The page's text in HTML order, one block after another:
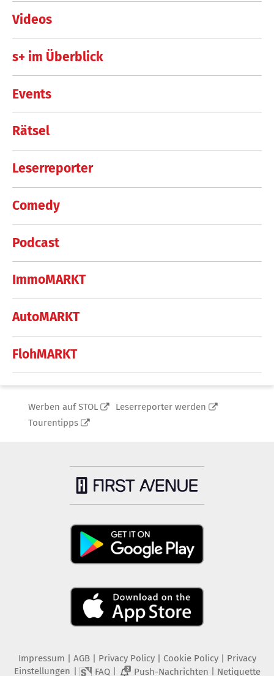
Videos
s+ im Überblick
Events
Rätsel
Leserreporter
Comedy
Podcast
ImmoMARKT
AutoMARKT
FlohMARKT
Werben auf STOL
Leserreporter werden
Tourentipps
Impressum AGB Privacy Policy| Cookie Policy| Privacy
Einstellungen
FAQ| 2 Push-Nachrichten Netiquette